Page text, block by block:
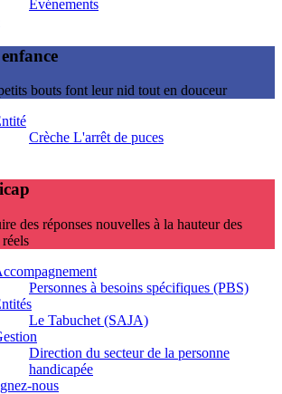
Evénements
bouts font leur nid tout en douceur
Crèche L'arrêt de puces
des réponses nouvelles à la hauteur des
Personnes à besoins spécifiques (PBS)
Le Tabuchet (SAJA)
Direction du secteur de la personne
handicapée
nous